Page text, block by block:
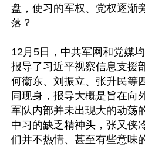
盘，使习的军权、党权逐渐
落？
12月5日，中共军网和党媒均
报导了习近平视察信息支援
何衞东、刘振立、张升民等
同现身，报导大概是旨在向
军队内部并未出现大的动荡
中习的缺乏精神头，张又侠
们并不热情、甚至有些意味